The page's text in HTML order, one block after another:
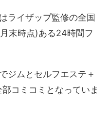
ライザップ監修の全国
末時点)ある24時間フ
ジムとセルフエステ＋
コミコミとなっていま